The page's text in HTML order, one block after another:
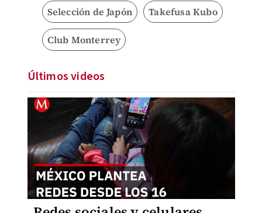
Selección de Japón Takefusa Kubo
Club Monterrey
Últimos videos